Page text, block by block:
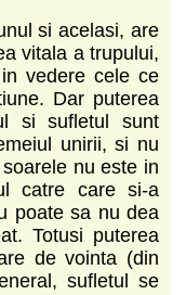
si acelasi, are
vitala a trupului,
vedere cele ce
Dar puterea
si sufletul sunt
unirii, si nu
nu este in
catre care si-a
poate sa nu dea
Totusi puterea
de vointa (din
sufletul se